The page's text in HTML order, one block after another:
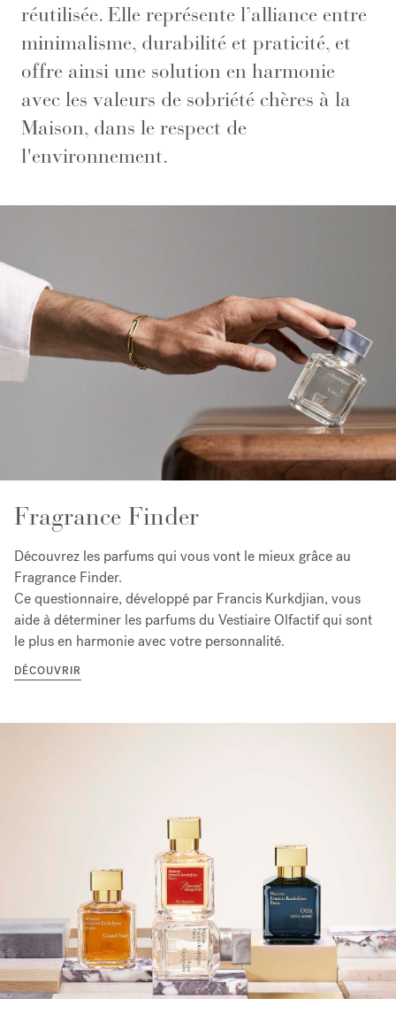
réutilisée. Elle représente l’alliance entre
minimalisme, durabilité et praticité, et
offre ainsi une solution en harmonie
avec les valeurs de sobriété chères à la
Maison, dans le respect de
l'environnement.
Fragrance Finder
Découvrez les parfums qui vous vont le mieux grâce au
Fragrance Finder.
Ce questionnaire, développé par Francis Kurkdjian, vous
aide à déterminer les parfums du Vestiaire Olfactif qui sont
le plus en harmonie avec votre personnalité.
DÉCOUVRIR